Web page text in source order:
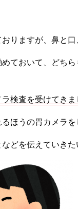
おりますが、鼻と
ておいて、どち
検査を受けてきま
ほうの胃カメラを
どを伝えていきた